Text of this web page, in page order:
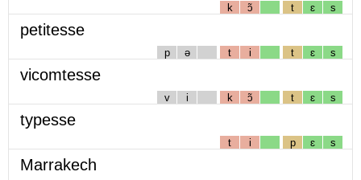
k ɔ̃ t ɛ s
petitesse
p ə t i t ɛ s
vicomtesse
v i k ɔ̃ t ɛ s
typesse
t i p ɛ s
Marrakech